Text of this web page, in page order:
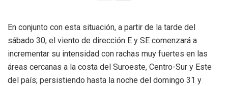
En conjunto con esta situación, a partir de la tarde del
sábado 30, el viento de dirección E y SE comenzará a
incrementar su intensidad con rachas muy fuertes en las
áreas cercanas a la costa del Suroeste, Centro-Sur y Este
del país; persistiendo hasta la noche del domingo 31 y